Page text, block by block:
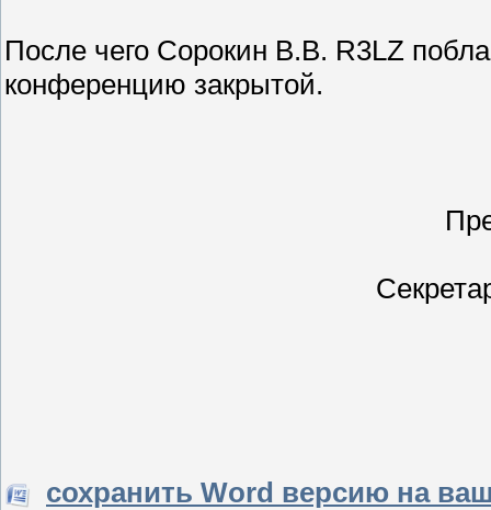
После чего Сорокин В.В. R3LZ
конференцию закрытой.
сохранить Word версию на